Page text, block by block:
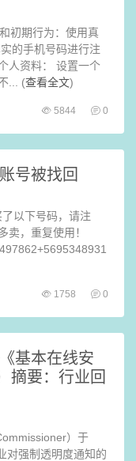
初期行为：使用真
的手机号码进行注
人资料： 设置一个
... (查看全文)
5844 0
号被找回
以下号码，请注
卖，重复使用！
1758 0
基本在线安
摘要：行业回
）于
对强制透明度通知的